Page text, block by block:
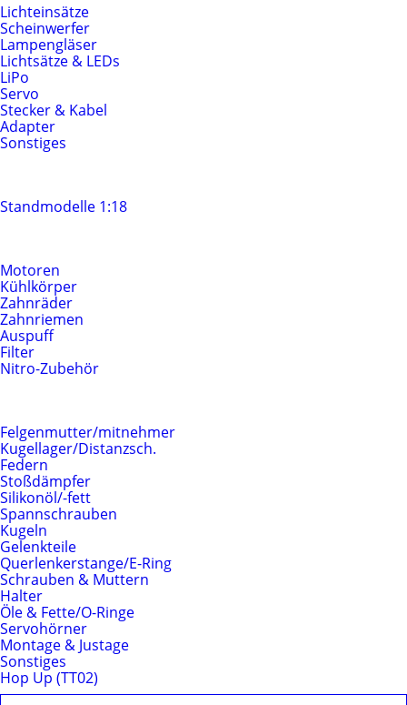
Lichteinsätze
Scheinwerfer
Lampengläser
Lichtsätze & LEDs
LiPo
Servo
Stecker & Kabel
Adapter
Sonstiges
Standmodelle 1:18
Motoren
Kühlkörper
Zahnräder
Zahnriemen
Auspuff
Filter
Nitro-Zubehör
Felgenmutter/mitnehmer
Kugellager/Distanzsch.
Federn
Stoßdämpfer
Silikonöl/-fett
Spannschrauben
Kugeln
Gelenkteile
Querlenkerstange/E-Ring
Schrauben & Muttern
Halter
Öle & Fette/O-Ringe
Servohörner
Montage & Justage
Sonstiges
Hop Up (TT02)